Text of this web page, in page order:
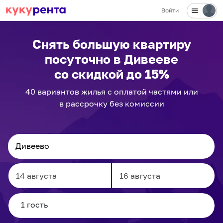
Войти
Снять большую квартиру
посуточно в Дивееве
со скидкой до 15%
40 вариантовжилья с оплатой частями или
в рассрочку без комиссии
Navigate
forward
to
Navigate
to
✕